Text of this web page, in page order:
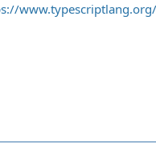
www.typescriptlang.org/